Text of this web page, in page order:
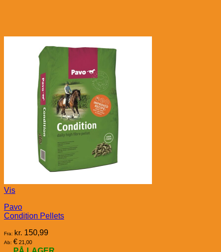
Vis
Pavo
Condition Pellets
Fra: kr. 150,99
Ab: € 21,00